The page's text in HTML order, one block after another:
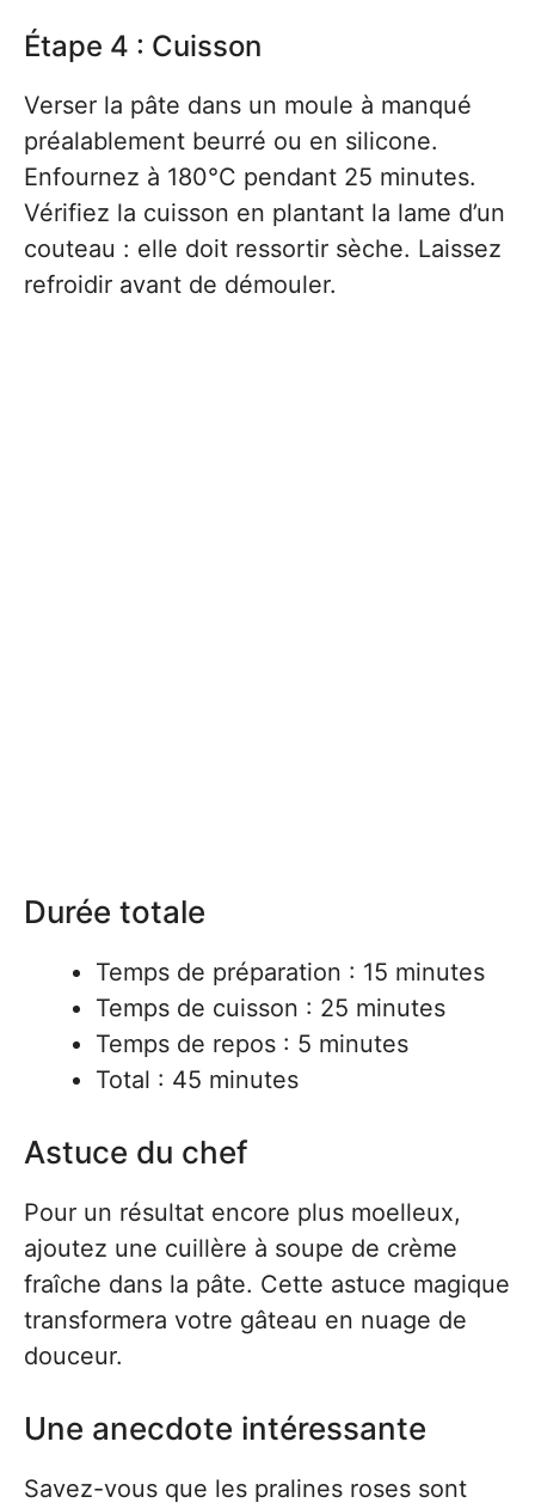
Étape 4 : Cuisson
Verser la pâte dans un moule à manqué
préalablement beurré ou en silicone.
Enfournez à 180°C pendant 25 minutes.
Vérifiez la cuisson en plantant la lame d’un
couteau : elle doit ressortir sèche. Laissez
refroidir avant de démouler.
Durée totale
Temps de préparation : 15 minutes
Temps de cuisson : 25 minutes
Temps de repos : 5 minutes
Total : 45 minutes
Astuce du chef
Pour un résultat encore plus moelleux,
ajoutez une cuillère à soupe de crème
fraîche dans la pâte. Cette astuce magique
transformera votre gâteau en nuage de
douceur.
Une anecdote intéressante
Savez-vous que les pralines roses sont